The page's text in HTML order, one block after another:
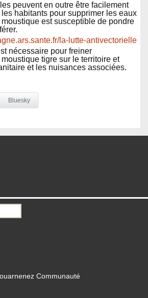
peuvent en outre être facilement
habitants pour supprimer les eaux
est susceptible de pondre
la-lutte-antivectorielle
nécessaire pour freiner
moustique tigre sur le territoire et
et les nuisances associées.
Bluesky
Communauté